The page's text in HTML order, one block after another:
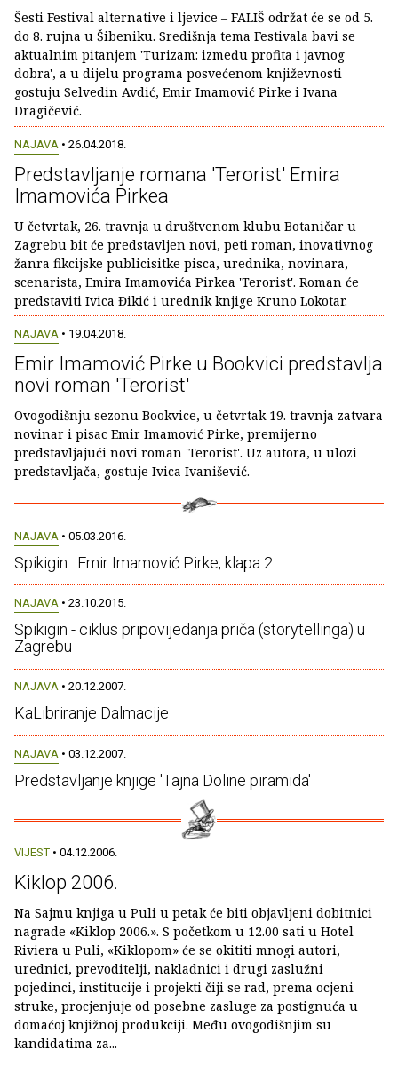
Šesti Festival alternative i ljevice – FALIŠ održat će se od 5.
do 8. rujna u Šibeniku. Središnja tema Festivala bavi se
aktualnim pitanjem 'Turizam: između profita i javnog
dobra', a u dijelu programa posvećenom književnosti
gostuju Selvedin Avdić, Emir Imamović Pirke i Ivana
Dragičević.
NAJAVA • 26.04.2018.
Predstavljanje romana 'Terorist' Emira
Imamovića Pirkea
U četvrtak, 26. travnja u društvenom klubu Botaničar u
Zagrebu bit će predstavljen novi, peti roman, inovativnog
žanra fikcijske publicisitke pisca, urednika, novinara,
scenarista, Emira Imamovića Pirkea 'Terorist'. Roman će
predstaviti Ivica Đikić i urednik knjige Kruno Lokotar.
NAJAVA • 19.04.2018.
Emir Imamović Pirke u Bookvici predstavlja
novi roman 'Terorist'
Ovogodišnju sezonu Bookvice, u četvrtak 19. travnja zatvara
novinar i pisac Emir Imamović Pirke, premijerno
predstavljajući novi roman 'Terorist'. Uz autora, u ulozi
predstavljača, gostuje Ivica Ivanišević.
NAJAVA • 05.03.2016.
Spikigin : Emir Imamović Pirke, klapa 2
NAJAVA • 23.10.2015.
Spikigin - ciklus pripovijedanja priča (storytellinga) u
Zagrebu
NAJAVA • 20.12.2007.
KaLibriranje Dalmacije
NAJAVA • 03.12.2007.
Predstavljanje knjige 'Tajna Doline piramida'
VIJEST • 04.12.2006.
Kiklop 2006.
Na Sajmu knjiga u Puli u petak će biti objavljeni dobitnici
nagrade «Kiklop 2006.». S početkom u 12.00 sati u Hotel
Riviera u Puli, «Kiklopom» će se okititi mnogi autori,
urednici, prevoditelji, nakladnici i drugi zaslužni
pojedinci, institucije i projekti čiji se rad, prema ocjeni
struke, procjenjuje od posebne zasluge za postignuća u
domaćoj knjižnoj produkciji. Među ovogodišnjim su
kandidatima za...